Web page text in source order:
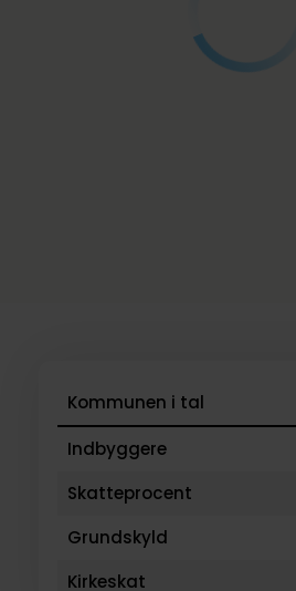
Kommunen i tal
Indbyggere
Skatteprocent
Grundskyld
Kirkeskat